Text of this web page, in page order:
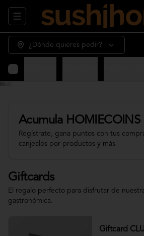
Abrir menu de navegación
¿Dónde quieres pedir?
Acumula HOMIECOINS
Regístrate, gana puntos con tus
canjealos por productos y más
Giftcards
El regalo perfecto para disfrutar de
gastronómica.
Giftcard